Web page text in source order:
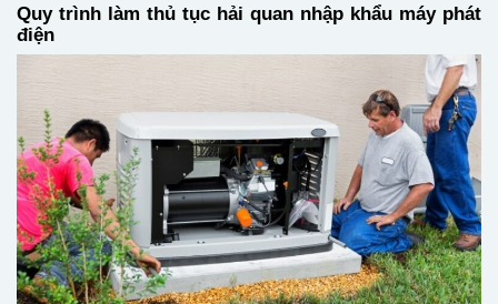
Quy trình làm thủ tục hải quan nhập khẩu máy phát
điện